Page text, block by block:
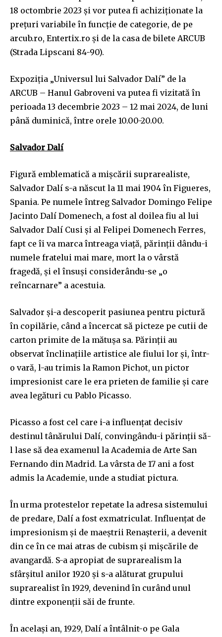
18 octombrie 2023 și vor putea fi achiziționate la
prețuri variabile în funcție de categorie, de pe
arcub.ro, Entertix.ro și de la casa de bilete ARCUB
(Strada Lipscani 84-90).
Expoziția „Universul lui Salvador Dalí” de la
ARCUB – Hanul Gabroveni va putea fi vizitată în
perioada 13 decembrie 2023 – 12 mai 2024, de luni
până duminică, între orele 10.00-20.00.
Salvador Dalí
Figură emblematică a mișcării suprarealiste,
Salvador Dalí s-a născut la 11 mai 1904 în Figueres,
Spania. Pe numele întreg Salvador Domingo Felipe
Jacinto Dalí Domenech, a fost al doilea fiu al lui
Salvador Dalí Cusi și al Felipei Domenech Ferres,
fapt ce îi va marca întreaga viață, părinții dându-i
numele fratelui mai mare, mort la o vârstă
fragedă, și el însuși considerându-se „o
reîncarnare” a acestuia.
Salvador și-a descoperit pasiunea pentru pictură
în copilărie, când a încercat să picteze pe cutii de
carton primite de la mătușa sa. Părinții au
observat înclinațiile artistice ale fiului lor și, într-
o vară, l-au trimis la Ramon Pichot, un pictor
impresionist care le era prieten de familie și care
avea legături cu Pablo Picasso.
Picasso a fost cel care i-a influențat decisiv
destinul tânărului Dalí, convingându-i părinții să-
l lase să dea examenul la Academia de Arte San
Fernando din Madrid. La vârsta de 17 ani a fost
admis la Academie, unde a studiat pictura.
În urma protestelor repetate la adresa sistemului
de predare, Dalí a fost exmatriculat. Influențat de
impresionism și de maeștrii Renașterii, a devenit
din ce în ce mai atras de cubism și mișcările de
avangardă. S-a apropiat de suprarealism la
sfârșitul anilor 1920 și s-a alăturat grupului
suprarealist în 1929, devenind în curând unul
dintre exponenții săi de frunte.
În același an, 1929, Dalí a întâlnit-o pe Gala